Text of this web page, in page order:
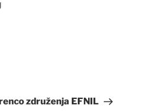
združenja EFNIL